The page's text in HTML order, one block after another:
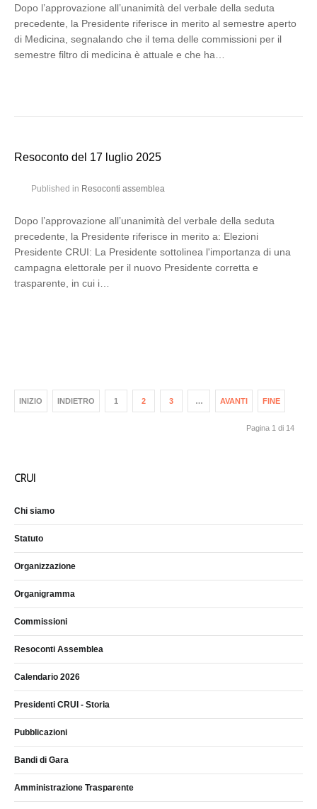
Dopo l’approvazione all’unanimità del verbale della seduta
precedente, la Presidente riferisce in merito al semestre aperto
di Medicina, segnalando che il tema delle commissioni per il
semestre filtro di medicina è attuale e che ha…
Resoconto del 17 luglio 2025
Published in Resoconti assemblea
Dopo l’approvazione all’unanimità del verbale della seduta
precedente, la Presidente riferisce in merito a: Elezioni
Presidente CRUI: La Presidente sottolinea l'importanza di una
campagna elettorale per il nuovo Presidente corretta e
trasparente, in cui i…
INIZIO INDIETRO 1 2 3 … AVANTI FINE
Pagina 1 di 14
CRUI
Chi siamo
Statuto
Organizzazione
Organigramma
Commissioni
Resoconti Assemblea
Calendario 2026
Presidenti CRUI - Storia
Pubblicazioni
Bandi di Gara
Amministrazione Trasparente